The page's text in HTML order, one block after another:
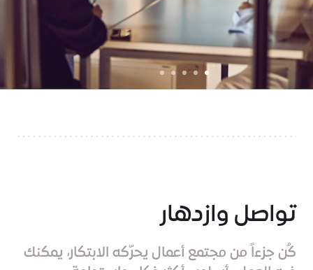
تواصل وازدهار
كُن جزءاً من مجتمع أعمال يحرّكه الابتكار، يمكنك